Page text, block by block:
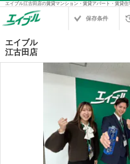
保存条件
エイブル
江古田店